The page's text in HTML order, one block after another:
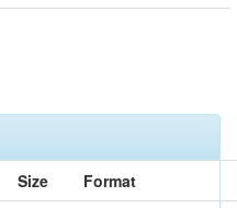
Size
Format